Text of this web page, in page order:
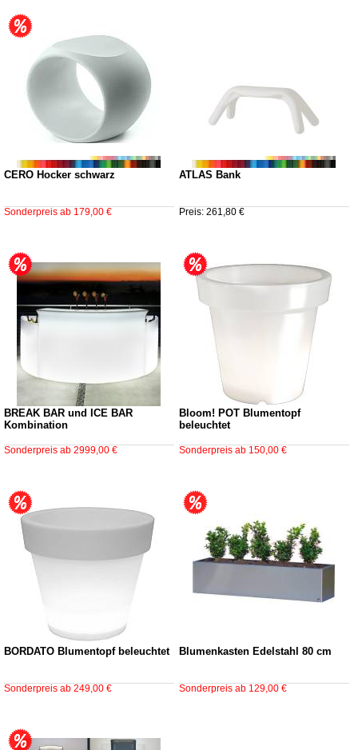
CERO Hocker schwarz
Sonderpreis ab 179,00 €
ATLAS Bank
Preis: 261,80 €
BREAK BAR und ICE BAR
Kombination
Sonderpreis ab 2999,00 €
Bloom! POT Blumentopf
beleuchtet
Sonderpreis ab 150,00 €
BORDATO Blumentopf beleuchtet
Sonderpreis ab 249,00 €
Blumenkasten Edelstahl 80 cm
Sonderpreis ab 129,00 €